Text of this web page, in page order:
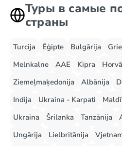
Туры в самые
страны
Turcija Ēģipte Bulgārija
Melnkalne
AAE Kipra
Ziemeļmaķedonija
Albānija
Indija
Ukraina - Karpati
Ukraina
Šrilanka Tanzānija
Ungārija
Lielbritānija